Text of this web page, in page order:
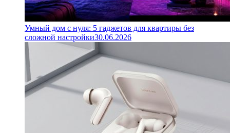
Умный дом с нуля: 5 гаджетов для квартиры без
сложной настройки30.06.2026